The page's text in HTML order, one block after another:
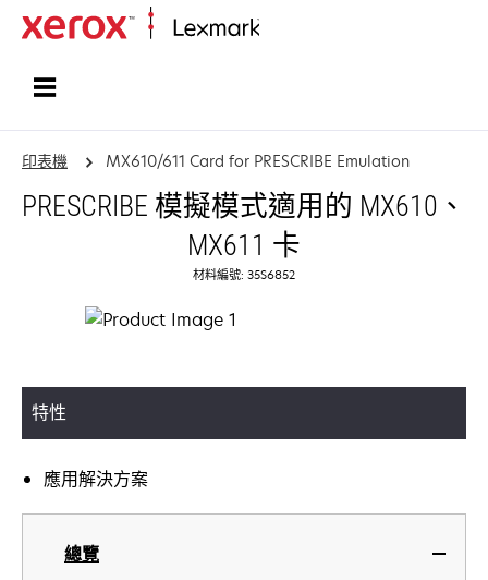
印表機 MX610/611 Card for PRESCRIBE Emulation
PRESCRIBE 模擬模式適用的 MX610、
MX611 卡
材料編號: 35S6852
特性
應用解決方案
總覽